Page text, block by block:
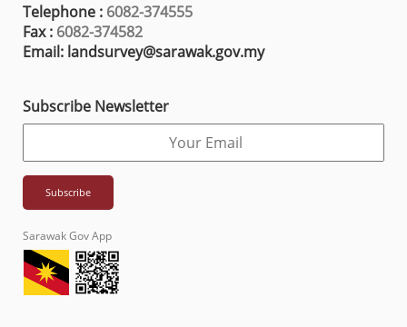
Telephone : 6082-374555
Fax : 6082-374582
Email: landsurvey@sarawak.gov.my
Subscribe Newsletter
Sarawak Gov App